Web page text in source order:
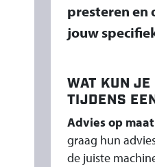
presteren en
jouw
WAT KUN JE
TIJDENS
Advies op
graag hun
de juiste